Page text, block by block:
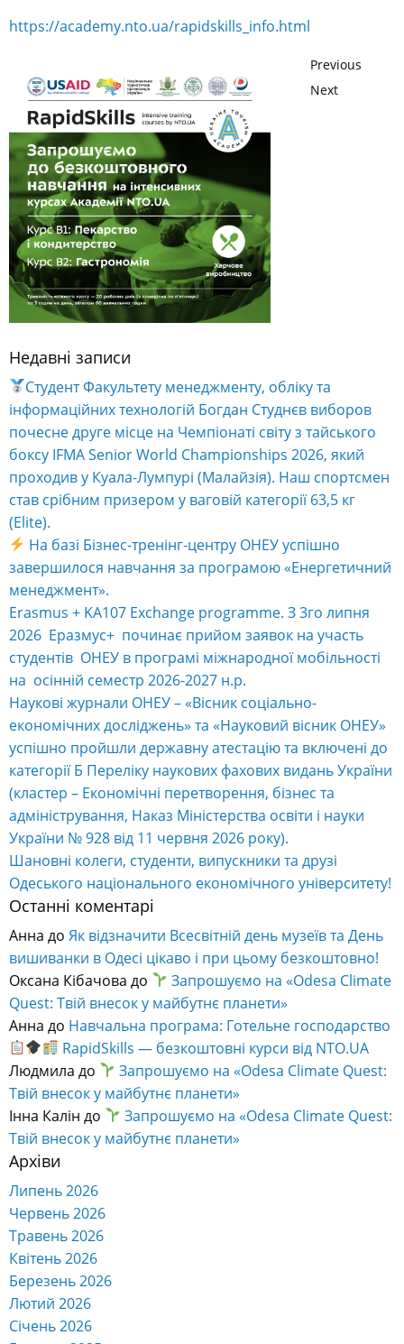
https://academy.nto.ua/rapidskills_info.html
Previous
Next
Недавні записи
Студент Факультету менеджменту, обліку та
інформаційних технологій Богдан Студнєв виборов
почесне друге місце на Чемпіонаті світу з тайського
боксу IFMA Senior World Championships 2026, який
проходив у Куала-Лумпурі (Малайзія). Наш спортсмен
став срібним призером у ваговій категорії 63,5 кг
(Elite).
На базі Бізнес-тренінг-центру ОНЕУ успішно
завершилося навчання за програмою «Енергетичний
менеджмент».
Erasmus + KA107 Exchange programme. З 3го липня
2026 Еразмус+ починає прийом заявок на участь
студентів ОНЕУ в програмі міжнародної мобільності
на осінній семестр 2026-2027 н.р.
Наукові журнали ОНЕУ – «Вісник соціально-
економічних досліджень» та «Науковий вісник ОНЕУ»
успішно пройшли державну атестацію та включені до
категорії Б Переліку наукових фахових видань України
(кластер – Економічні перетворення, бізнес та
адміністрування, Наказ Міністерства освіти і науки
України № 928 від 11 червня 2026 року).
Шановні колеги, студенти, випускники та друзі
Одеського національного економічного університету!
Останні коментарі
Анна до Як відзначити Всесвітній день музеїв та День
вишиванки в Одесі цікаво і при цьому безкоштовно!
Оксана Кібачова до
Запрошуємо на «Odesa Climate
Quest: Твій внесок у майбутнє планети»
Анна до Навчальна програма: Готельне господарство
RapidSkills — безкоштовні курси від NTO.UA
Людмила до
Запрошуємо на «Odesa Climate Quest:
Твій внесок у майбутнє планети»
Інна Калін до
Запрошуємо на «Odesa Climate Quest:
Твій внесок у майбутнє планети»
Архіви
Липень 2026
Червень 2026
Травень 2026
Квітень 2026
Березень 2026
Лютий 2026
Січень 2026